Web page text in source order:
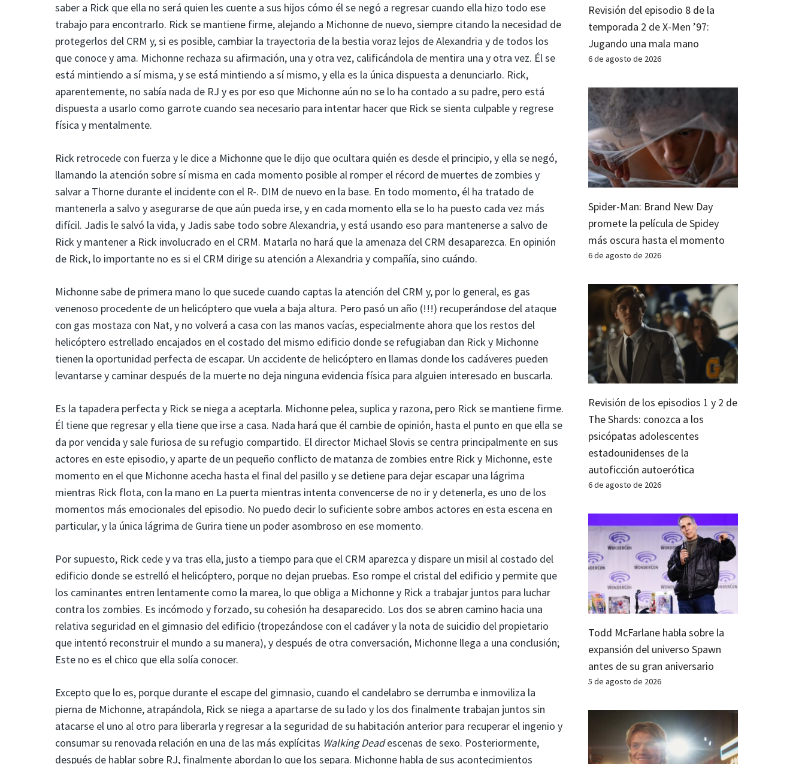
saber a Rick que ella no será quien les cuente a sus hijos cómo él se negó a regresar cuando ella hizo todo ese
trabajo para encontrarlo. Rick se mantiene firme, alejando a Michonne de nuevo, siempre citando la necesidad de
protegerlos del CRM y, si es posible, cambiar la trayectoria de la bestia voraz lejos de Alexandria y de todos los
que conoce y ama. Michonne rechaza su afirmación, una y otra vez, calificándola de mentira una y otra vez. Él se
está mintiendo a sí misma, y ​​se está mintiendo a sí mismo, y ella es la única dispuesta a denunciarlo. Rick,
aparentemente, no sabía nada de RJ y es por eso que Michonne aún no se lo ha contado a su padre, pero está
dispuesta a usarlo como garrote cuando sea necesario para intentar hacer que Rick se sienta culpable y regrese
física y mentalmente.
Rick retrocede con fuerza y ​​le dice a Michonne que le dijo que ocultara quién es desde el principio, y ella se negó,
llamando la atención sobre sí misma en cada momento posible al romper el récord de muertes de zombies y
salvar a Thorne durante el incidente con el R-. DIM de nuevo en la base. En todo momento, él ha tratado de
mantenerla a salvo y asegurarse de que aún pueda irse, y en cada momento ella se lo ha puesto cada vez más
difícil. Jadis le salvó la vida, y Jadis sabe todo sobre Alexandria, y está usando eso para mantenerse a salvo de
Rick y mantener a Rick involucrado en el CRM. Matarla no hará que la amenaza del CRM desaparezca. En opinión
de Rick, lo importante no es si el CRM dirige su atención a Alexandria y compañía, sino cuándo.
Michonne sabe de primera mano lo que sucede cuando captas la atención del CRM y, por lo general, es gas
venenoso procedente de un helicóptero que vuela a baja altura. Pero pasó un año (!!!) recuperándose del ataque
con gas mostaza con Nat, y no volverá a casa con las manos vacías, especialmente ahora que los restos del
helicóptero estrellado encajados en el costado del mismo edificio donde se refugiaban dan Rick y Michonne
tienen la oportunidad perfecta de escapar. Un accidente de helicóptero en llamas donde los cadáveres pueden
levantarse y caminar después de la muerte no deja ninguna evidencia física para alguien interesado en buscarla.
Es la tapadera perfecta y Rick se niega a aceptarla. Michonne pelea, suplica y razona, pero Rick se mantiene firme.
Él tiene que regresar y ella tiene que irse a casa. Nada hará que él cambie de opinión, hasta el punto en que ella se
da por vencida y sale furiosa de su refugio compartido. El director Michael Slovis se centra principalmente en sus
actores en este episodio, y aparte de un pequeño conflicto de matanza de zombies entre Rick y Michonne, este
momento en el que Michonne acecha hasta el final del pasillo y se detiene para dejar escapar una lágrima
mientras Rick flota, con la mano en La puerta mientras intenta convencerse de no ir y detenerla, es uno de los
momentos más emocionales del episodio. No puedo decir lo suficiente sobre ambos actores en esta escena en
particular, y la única lágrima de Gurira tiene un poder asombroso en ese momento.
Por supuesto, Rick cede y va tras ella, justo a tiempo para que el CRM aparezca y dispare un misil al costado del
edificio donde se estrelló el helicóptero, porque no dejan pruebas. Eso rompe el cristal del edificio y permite que
los caminantes entren lentamente como la marea, lo que obliga a Michonne y Rick a trabajar juntos para luchar
contra los zombies. Es incómodo y forzado, su cohesión ha desaparecido. Los dos se abren camino hacia una
relativa seguridad en el gimnasio del edificio (tropezándose con el cadáver y la nota de suicidio del propietario
que intentó reconstruir el mundo a su manera), y después de otra conversación, Michonne llega a una conclusión;
Este no es el chico que ella solía conocer.
Excepto que lo es, porque durante el escape del gimnasio, cuando el candelabro se derrumba e inmoviliza la
pierna de Michonne, atrapándola, Rick se niega a apartarse de su lado y los dos finalmente trabajan juntos sin
atacarse el uno al otro para liberarla y regresar a la seguridad de su habitación anterior para recuperar el ingenio y
consumar su renovada relación en una de las más explícitas Walking Deadescenas de sexo. Posteriormente,
después de hablar sobre RJ, finalmente abordan lo que los separa. Michonne habla de sus acontecimientos
Revisión del episodio 8 de la
temporada 2 de X-Men ’97:
Jugando una mala mano
6 de agosto de 2026
Spider-Man: Brand New Day
promete la película de Spidey
más oscura hasta el momento
6 de agosto de 2026
Revisión de los episodios 1 y 2 de
The Shards: conozca a los
psicópatas adolescentes
estadounidenses de la
autoficción autoerótica
6 de agosto de 2026
Todd McFarlane habla sobre la
expansión del universo Spawn
antes de su gran aniversario
5 de agosto de 2026